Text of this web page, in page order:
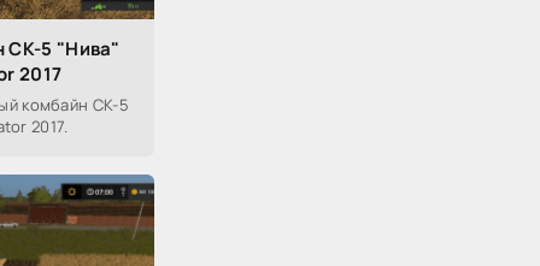
СК-5 "Нива"
2017
комбайн СК-5
2017.